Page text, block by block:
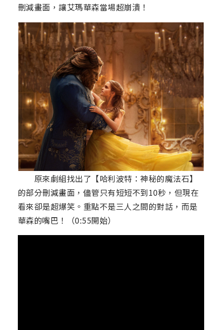
刪減畫面，讓艾瑪華森當場超崩潰！
原來劇組找出了【哈利波特：神秘的魔法石】
的部分刪減畫面，儘管只有短短不到10秒，但現在
看來卻是超爆笑。重點不是三人之間的對話，而是
華森的嘴巴！（0:55開始）